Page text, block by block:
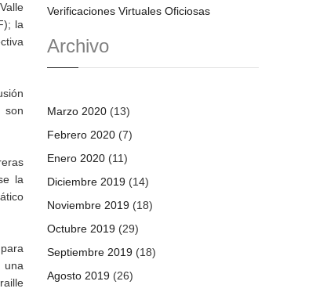
la
son
la
una
Verificaciones Virtuales Oficiosas
Archivo
Marzo 2020 (13)
Febrero 2020 (7)
Enero 2020 (11)
Diciembre 2019 (14)
Noviembre 2019 (18)
Octubre 2019 (29)
Septiembre 2019 (18)
Agosto 2019 (26)